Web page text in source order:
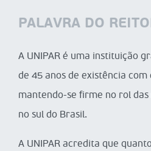
PALAVRA DO
A UNIPAR é uma instituição
de 45 anos de existência com
mantendo-se firme no rol
no sul do Brasil.
A UNIPAR acredita que